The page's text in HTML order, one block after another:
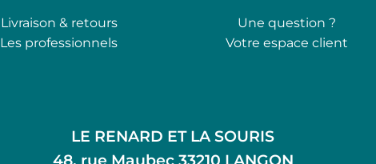
Livraison & retours
Les professionnels
Une question ?
Votre espace client
LE RENARD ET LA SOURIS